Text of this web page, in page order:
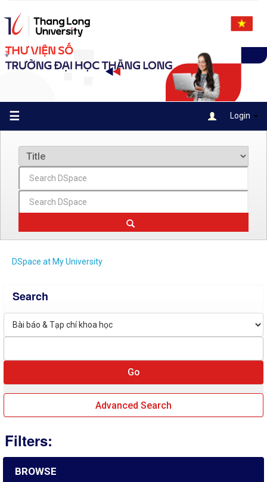
navigation
☰ Login
DSpace at My University
Search
Advanced Search
Filters:
BROWSE